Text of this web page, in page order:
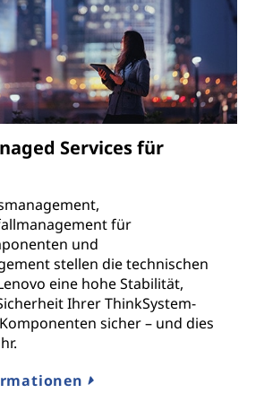
Services für
für
und
stellen die technischen
eine hohe Stabilität,
Ihrer ThinkSystem-
sicher – und dies